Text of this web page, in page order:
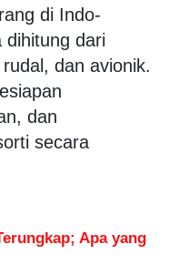
di Indo-
dihitung dari
dan avionik.
dan
secara
Apa yang